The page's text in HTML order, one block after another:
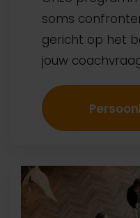
soms
gericht op het
jouw